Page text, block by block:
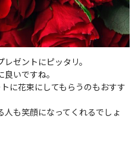
ゼントにピッタリ。
いですね。
に花束にしてもらうのもおすす
人も笑顔になってくれるでしょ